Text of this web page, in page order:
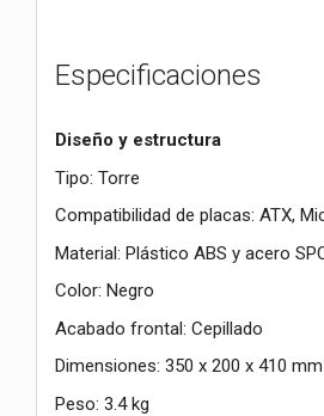
Especificaciones
Diseño y estructura
Tipo: Torre
Compatibilidad de placas: ATX,
Material: Plástico ABS y acero
Color: Negro
Acabado frontal: Cepillado
Dimensiones: 350 x 200 x 410 mm
Peso: 3.4 kg